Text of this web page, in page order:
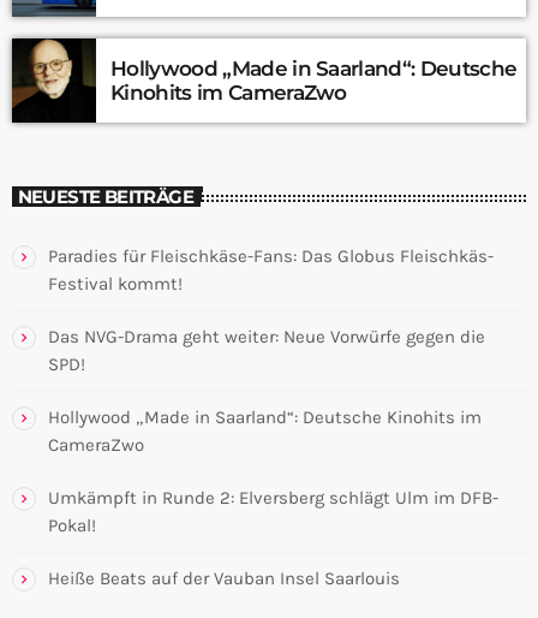
Hollywood „Made in Saarland“: Deutsche
Kinohits im CameraZwo
NEUESTE BEITRÄGE
Paradies für Fleischkäse-Fans: Das Globus Fleischkäs-
Festival kommt!
Das NVG-Drama geht weiter: Neue Vorwürfe gegen die
SPD!
Hollywood „Made in Saarland“: Deutsche Kinohits im
CameraZwo
Umkämpft in Runde 2: Elversberg schlägt Ulm im DFB-
Pokal!
Heiße Beats auf der Vauban Insel Saarlouis